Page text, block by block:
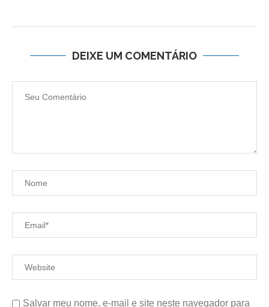
DEIXE UM COMENTÁRIO
Salvar meu nome, e-mail e site neste navegador para